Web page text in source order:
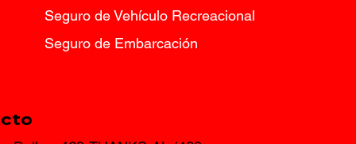
Seguro de Vehículo Recreacional
Seguro de Embarcación